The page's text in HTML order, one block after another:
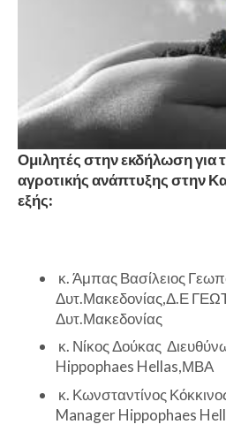
Ομιλητές στην εκδήλωση για
αγροτικής ανάπτυξης στην
εξής:
κ. Άμπας Βασίλειος
Δυτ.Μακεδονίας,Δ.Ε
Δυτ.Μακεδονίας
κ. Νίκος Δούκας
Hippophaes Hellas,ΜΒΑ
κ. Κωνσταντίνος
Manager Hippophaes